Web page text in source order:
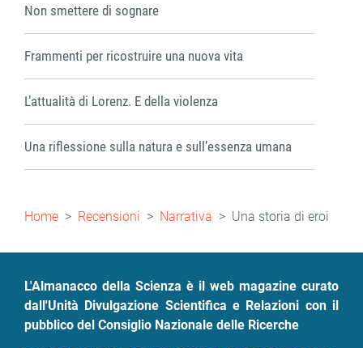
Non smettere di sognare
Frammenti per ricostruire una nuova vita
L’attualità di Lorenz. E della violenza
Una riflessione sulla natura e sull’essenza umana
Briciole
Home Recensioni Narrativa Una storia di eroi
L'Almanacco della Scienza è il web magazine curato
dall'Unità Divulgazione Scientifica e Relazioni con il
pubblico del Consiglio Nazionale delle Ricerche